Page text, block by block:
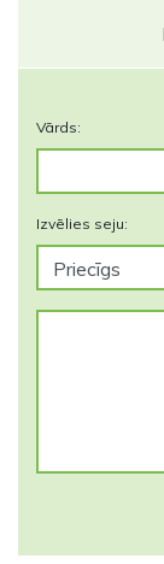
Vārds:
Izvēlies seju: